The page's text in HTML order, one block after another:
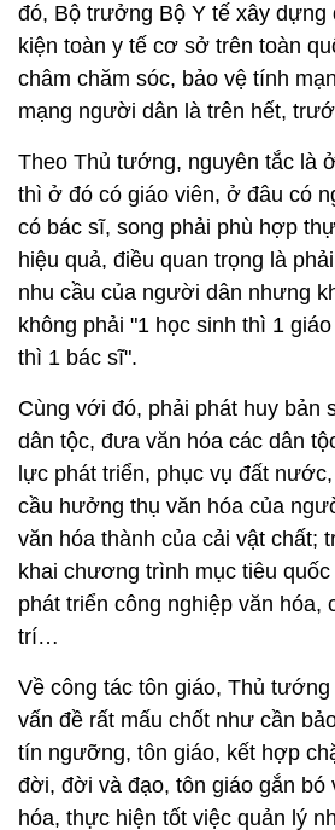
đó, Bộ trưởng Bộ Y tế xây dựng
kiện toàn y tế cơ sở trên toàn
châm chăm sóc, bảo vệ tính
mạng người dân là trên hết,
Theo Thủ tướng, nguyên tắc là
thì ở đó có giáo viên, ở đâu có
có bác sĩ, song phải phù hợp
hiệu quả, điều quan trọng là
nhu cầu của người dân nhưng
không phải "1 học sinh thì 1
thì 1 bác sĩ".
Cùng với đó, phải phát huy bản
dân tộc, đưa văn hóa các dân
lực phát triển, phục vụ đất
cầu hưởng thụ văn hóa của
văn hóa thành của cải vật chất;
khai chương trình mục tiêu
phát triển công nghiệp văn hóa,
trí…
Về công tác tôn giáo, Thủ
vấn đề rất mấu chốt như cần
tín ngưỡng, tôn giáo, kết hợp
đời, đời và đạo, tôn giáo gắn bó
hóa, thực hiện tốt việc quản lý